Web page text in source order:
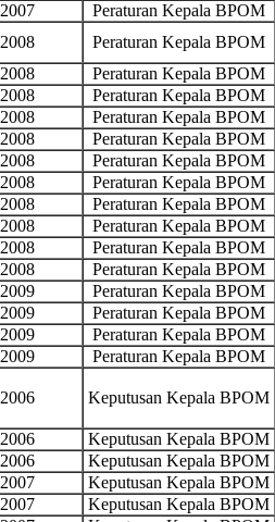
2007 Peraturan Kepala BPOM
2008 Peraturan Kepala BPOM
2008 Peraturan Kepala BPOM
2008 Peraturan Kepala BPOM
2008 Peraturan Kepala BPOM
2008 Peraturan Kepala BPOM
2008 Peraturan Kepala BPOM
2008 Peraturan Kepala BPOM
2008 Peraturan Kepala BPOM
2008 Peraturan Kepala BPOM
2008 Peraturan Kepala BPOM
2008 Peraturan Kepala BPOM
2009 Peraturan Kepala BPOM
2009 Peraturan Kepala BPOM
2009 Peraturan Kepala BPOM
2009 Peraturan Kepala BPOM
2006 Keputusan Kepala BPOM
2006 Keputusan Kepala BPOM
2006 Keputusan Kepala BPOM
2007 Keputusan Kepala BPOM
2007 Keputusan Kepala BPOM